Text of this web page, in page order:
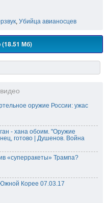
, Убийца авианосцев
(18.51 Мб)
оружие России: ужас
- хана обоим. "Оружие
готово | Душенов. Война
«суперракеты» Трампа?
Корее 07.03.17